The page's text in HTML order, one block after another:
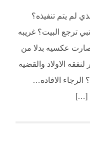
لم يتم تنفيذه؟
ترجع البيت؟ غريبه
عكسيه بدلا من
رفعها القاضي الى 900 دينار لنفقه الاولاد والقضيه
الرجاء الافاده…
[…]